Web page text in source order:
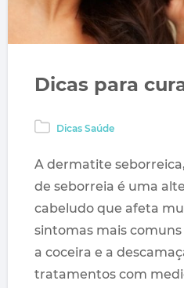
Dicas para
Dicas Saúde
A dermatite
de seborreia é uma
cabeludo que afeta
sintomas mais
a coceira e a
tratamentos com